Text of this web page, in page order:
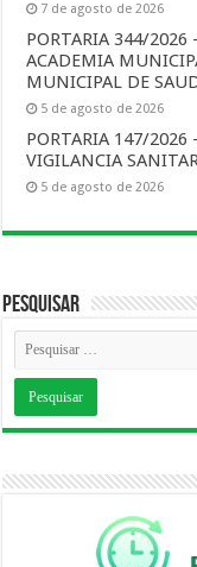
7 de agosto de 2026
PORTARIA 344/2026
ACADEMIA
MUNICIPAL DE
5 de agosto de 2026
PORTARIA 147/2026
VIGILANCIA
5 de agosto de 2026
Pesquisar